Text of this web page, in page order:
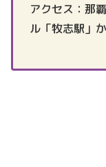
アクセス：那
ル「牧志駅」